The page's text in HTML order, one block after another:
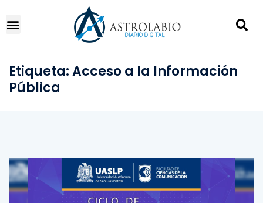
Etiqueta:Acceso a la Información
Pública